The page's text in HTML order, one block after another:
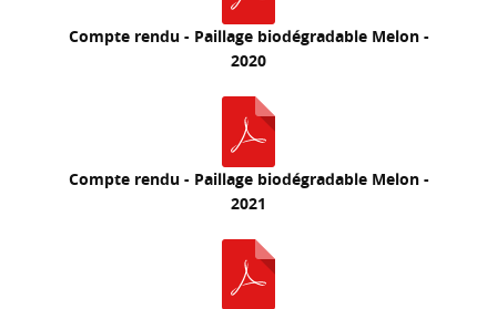
Compte rendu - Paillage biodégradable Melon -
2020
Compte rendu - Paillage biodégradable Melon -
2021